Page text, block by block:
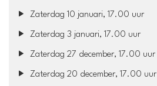
Zaterdag 10 januari, 17.00 uur
Zaterdag 3 januari, 17.00 uur
Zaterdag 27 december, 17.00 uur
Zaterdag 20 december, 17.00 uur